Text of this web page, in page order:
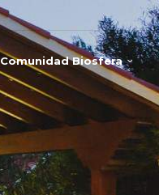
Comunidad Biosfera